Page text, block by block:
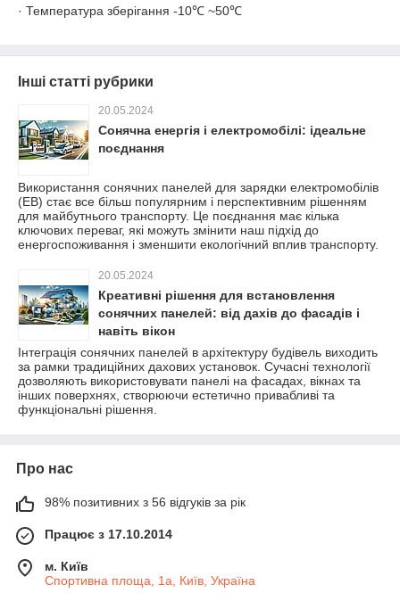
· Температура зберігання -10℃ ~50℃
Інші статті рубрики
20.05.2024
Сонячна енергія і електромобілі: ідеальне
поєднання
Використання сонячних панелей для зарядки електромобілів
(ЕВ) стає все більш популярним і перспективним рішенням
для майбутнього транспорту. Це поєднання має кілька
ключових переваг, які можуть змінити наш підхід до
енергоспоживання і зменшити екологічний вплив транспорту.
20.05.2024
Креативні рішення для встановлення
сонячних панелей: від дахів до фасадів і
навіть вікон
Інтеграція сонячних панелей в архітектуру будівель виходить
за рамки традиційних дахових установок. Сучасні технології
дозволяють використовувати панелі на фасадах, вікнах та
інших поверхнях, створюючи естетично привабливі та
функціональні рішення.
Про нас
98% позитивних з 56 відгуків за рік
Працює з 17.10.2014
м. Київ
Спортивна площа, 1а, Київ, Україна